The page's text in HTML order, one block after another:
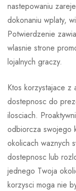
nastepowaniu
dokonaniu wplaty,
Potwierdzenie
wlasnie strone
lojalnych graczy.
Ktos korzystajace z
dostepnosc do
ilosciach.
odbiorcza swojego
okolicach waznych
dostepnosc lub
jednego Twoja
korzysci moga nie